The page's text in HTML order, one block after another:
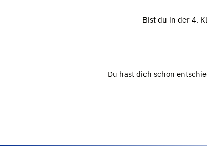
Bist du in der 4.
Du hast dich schon